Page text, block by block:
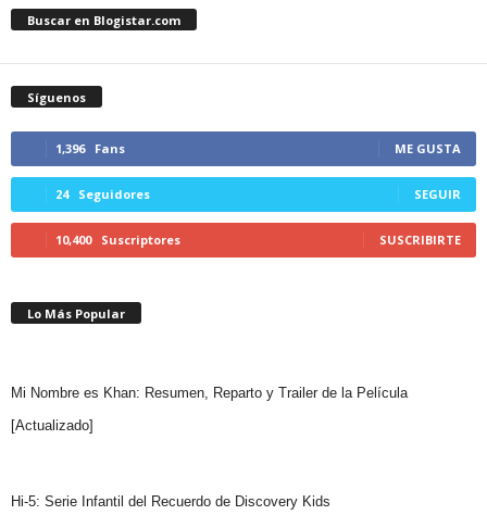
Buscar en Blogistar.com
Síguenos
1,396 Fans ME GUSTA
24 Seguidores SEGUIR
10,400 Suscriptores SUSCRIBIRTE
Lo Más Popular
Mi Nombre es Khan: Resumen, Reparto y Trailer de la Película
[Actualizado]
Hi-5: Serie Infantil del Recuerdo de Discovery Kids